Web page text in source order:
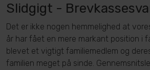
Slidgigt -
Det er ikke nogen hemmelighed at
år har fået en mere markant position i
blevet et vigtigt familiemedlem og
familien meget på sinde.